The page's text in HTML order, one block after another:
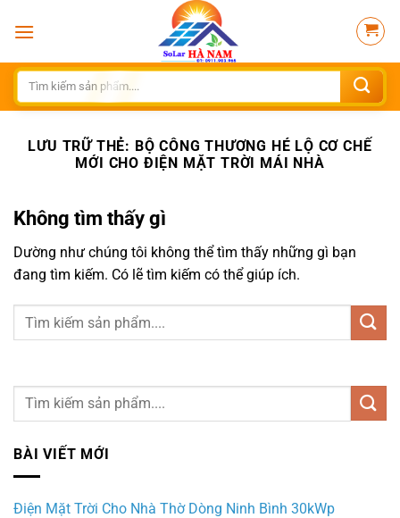
qua
dungTìm
kiếm:
LƯU TRỮ THẺ: BỘ CÔNG THƯƠNG HÉ LỘ CƠ CHẾ
MỚI CHO ĐIỆN MẶT TRỜI MÁI NHÀ
Không tìm thấy gì
Dường như chúng tôi không thể tìm thấy những gì bạn
đang tìm kiếm. Có lẽ tìm kiếm có thể giúp ích.
BÀI VIẾT MỚI
Điện Mặt Trời Cho Nhà Thờ Dòng Ninh Bình 30kWp